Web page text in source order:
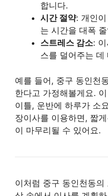
합니다.
시간 절약: 개인
는 시간을 대폭
스트레스 감소:
스를 덜어주는 데
예를 들어, 중구 동인천
한다고 가정해볼게요.
이틀, 운반에 하루가 소
장이사를 이용하면, 짧
이 마무리될 수 있어요.
이처럼 중구 동인천동